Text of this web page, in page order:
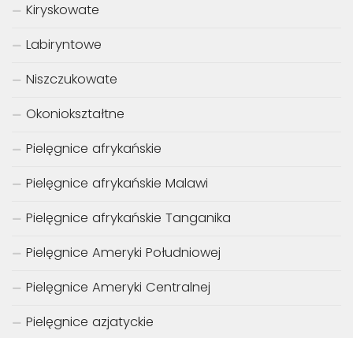
Kiryskowate
Labiryntowe
Niszczukowate
Okoniokształtne
Pielęgnice afrykańskie
Pielęgnice afrykańskie Malawi
Pielęgnice afrykańskie Tanganika
Pielęgnice Ameryki Południowej
Pielęgnice Ameryki Centralnej
Pielęgnice azjatyckie